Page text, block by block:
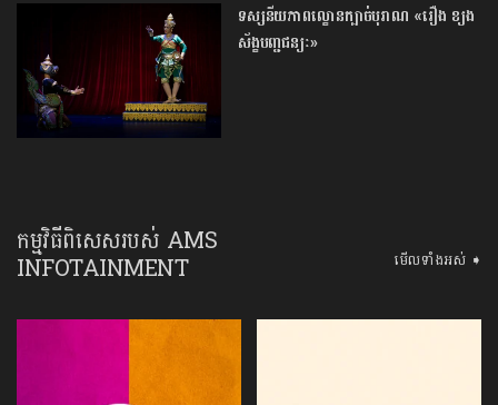
ទស្សនីយភាពល្ខោនក្បាច់បុរាណ «រឿង ខ្យង
ស័ង្ខបញ្ជជន្យៈ»
កម្មវិធីពិសេសរបស់ AMS
INFOTAINMENT មើលទាំងអស់ ➧